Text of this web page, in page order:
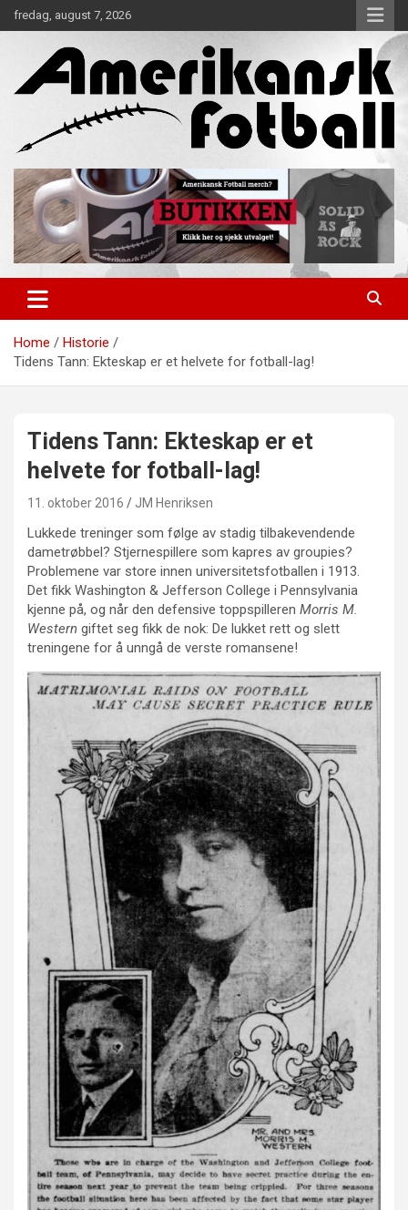
Skip
to
fredag, august 7, 2026
Amerikansk Fotball
Home
Historie
Tidens Tann: Ekteskap er et helvete for fotball-lag!
Tidens Tann: Ekteskap er et
helvete for fotball-lag!
11. oktober 2016 JM Henriksen
Lukkede treninger som følge av stadig tilbakevendende
dametrøbbel? Stjernespillere som kapres av groupies?
Problemene var store innen universitetsfotballen i 1913.
Det fikk Washington & Jefferson College i Pennsylvania
kjenne på, og når den defensive toppspilleren Morris M.
Western giftet seg fikk de nok: De lukket rett og slett
treningene for å unngå de verste romansene!